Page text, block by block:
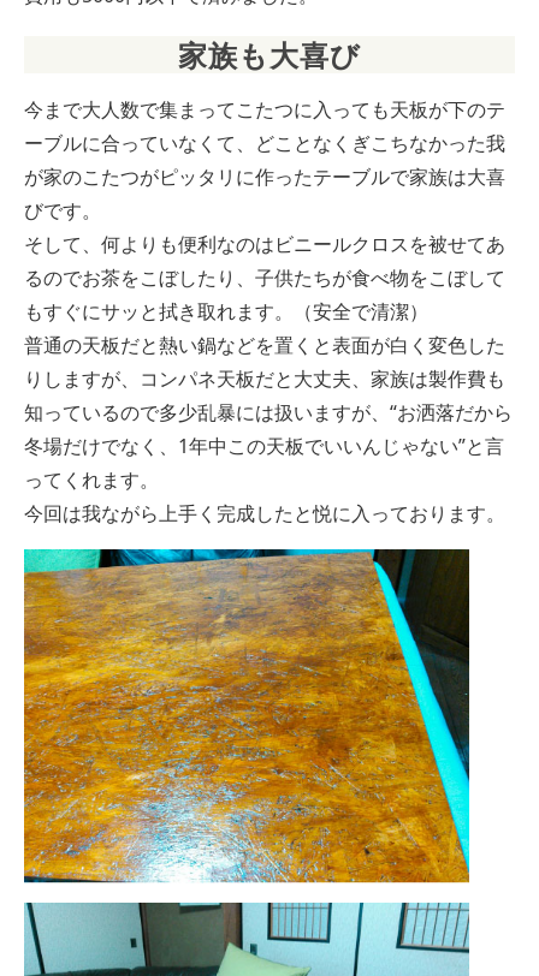
家族も大喜び
今まで大人数で集まってこたつに入っても天板が下のテ
ーブルに合っていなくて、どことなくぎこちなかった我
が家のこたつがピッタリに作ったテーブルで家族は大喜
びです。
そして、何よりも便利なのはビニールクロスを被せてあ
るのでお茶をこぼしたり、子供たちが食べ物をこぼして
もすぐにサッと拭き取れます。（安全で清潔）
普通の天板だと熱い鍋などを置くと表面が白く変色した
りしますが、コンパネ天板だと大丈夫、家族は製作費も
知っているので多少乱暴には扱いますが、“お洒落だから
冬場だけでなく、1年中この天板でいいんじゃない”と言
ってくれます。
今回は我ながら上手く完成したと悦に入っております。